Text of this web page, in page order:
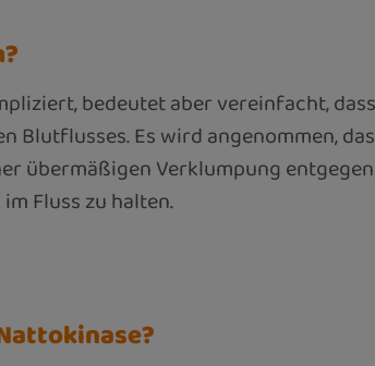
bedeutet aber vereinfacht,
Es wird angenommen,
Verklumpung
Fluss zu halten.